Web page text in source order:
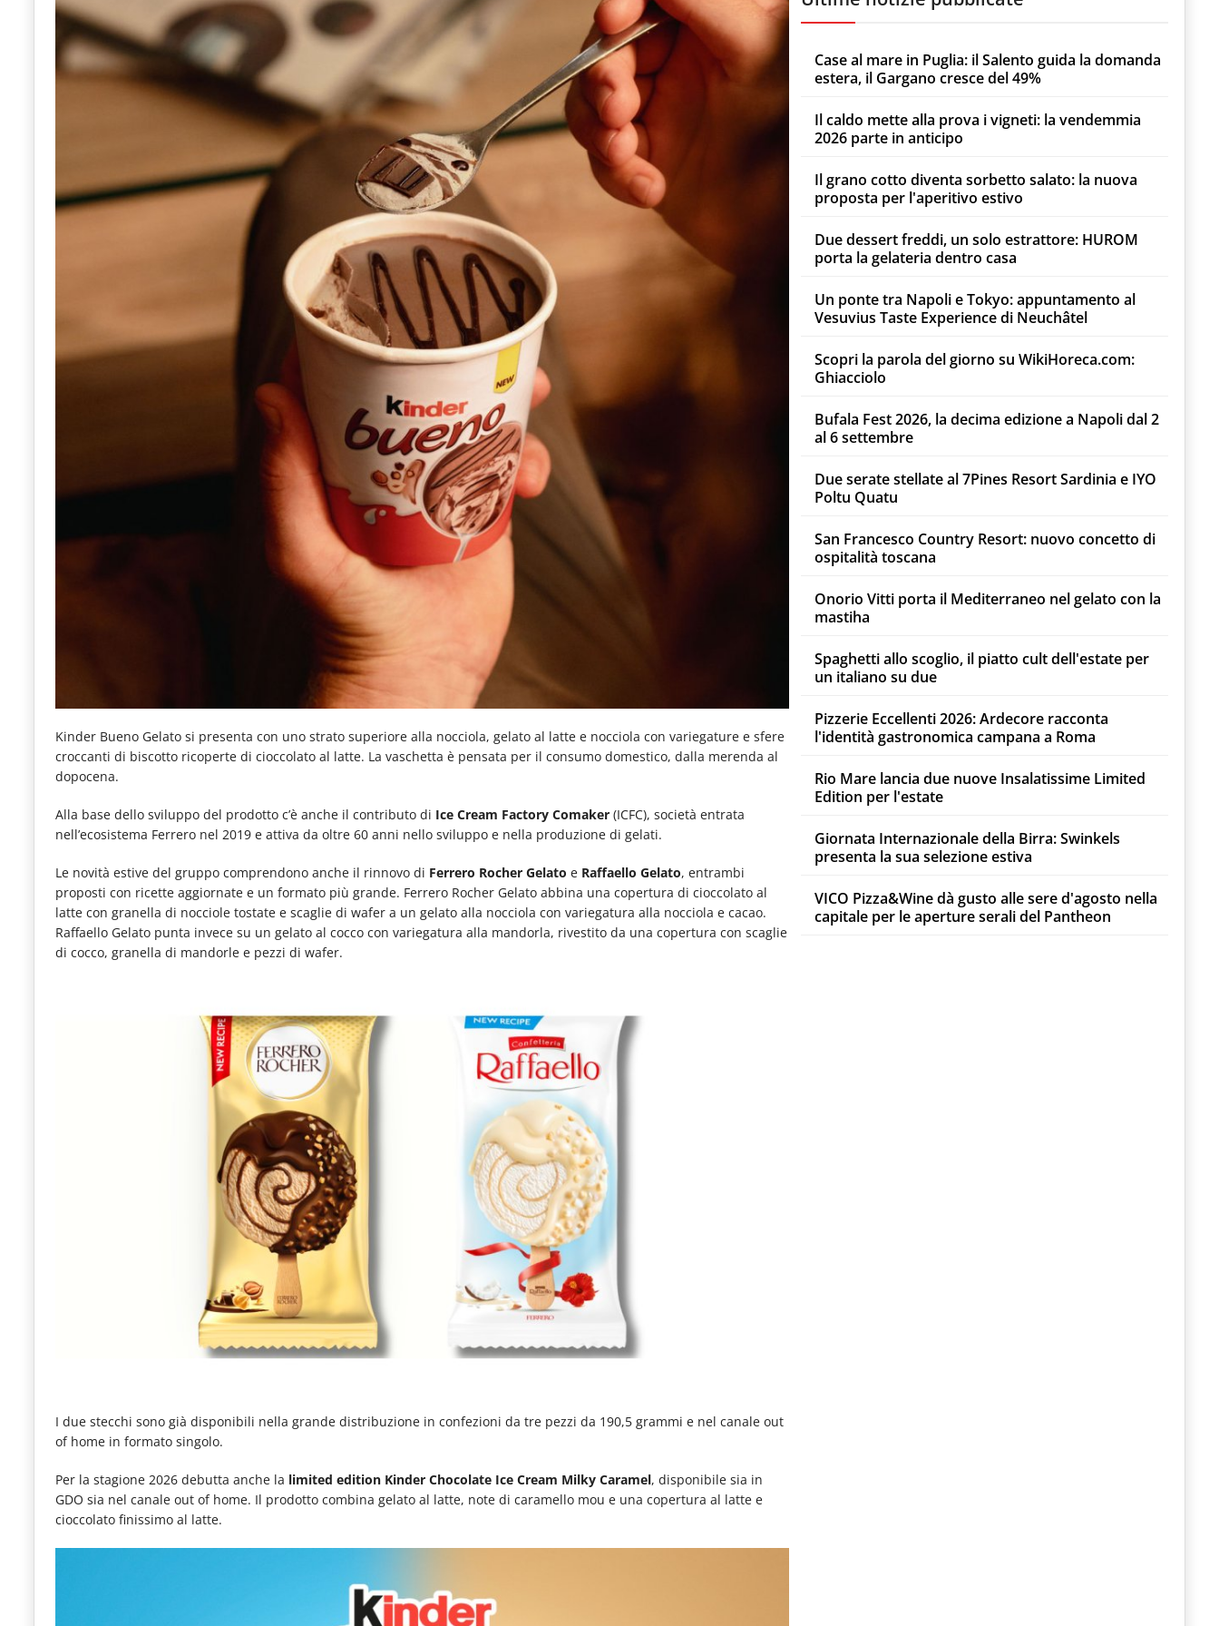
Kinder Bueno Gelato si presenta con uno strato superiore alla nocciola, gelato al latte e nocciola con variegature e sfere
croccanti di biscotto ricoperte di cioccolato al latte. La vaschetta è pensata per il consumo domestico, dalla merenda al
dopocena.
Alla base dello sviluppo del prodotto c’è anche il contributo di Ice Cream Factory Comaker (ICFC), società entrata
nell’ecosistema Ferrero nel 2019 e attiva da oltre 60 anni nello sviluppo e nella produzione di gelati.
Le novità estive del gruppo comprendono anche il rinnovo di Ferrero Rocher Gelato e Raffaello Gelato, entrambi
proposti con ricette aggiornate e un formato più grande. Ferrero Rocher Gelato abbina una copertura di cioccolato al
latte con granella di nocciole tostate e scaglie di wafer a un gelato alla nocciola con variegatura alla nocciola e cacao.
Raffaello Gelato punta invece su un gelato al cocco con variegatura alla mandorla, rivestito da una copertura con scaglie
di cocco, granella di mandorle e pezzi di wafer.
I due stecchi sono già disponibili nella grande distribuzione in confezioni da tre pezzi da 190,5 grammi e nel canale out
of home in formato singolo.
Per la stagione 2026 debutta anche la limited edition Kinder Chocolate Ice Cream Milky Caramel, disponibile sia in
GDO sia nel canale out of home. Il prodotto combina gelato al latte, note di caramello mou e una copertura al latte e
cioccolato finissimo al latte.
Case al mare in Puglia: il Salento guida la domanda
estera, il Gargano cresce del 49%
Il caldo mette alla prova i vigneti: la vendemmia
2026 parte in anticipo
Il grano cotto diventa sorbetto salato: la nuova
proposta per l'aperitivo estivo
Due dessert freddi, un solo estrattore: HUROM
porta la gelateria dentro casa
Un ponte tra Napoli e Tokyo: appuntamento al
Vesuvius Taste Experience di Neuchâtel
Scopri la parola del giorno su WikiHoreca.com:
Ghiacciolo
Bufala Fest 2026, la decima edizione a Napoli dal 2
al 6 settembre
Due serate stellate al 7Pines Resort Sardinia e IYO
Poltu Quatu
San Francesco Country Resort: nuovo concetto di
ospitalità toscana
Onorio Vitti porta il Mediterraneo nel gelato con la
mastiha
Spaghetti allo scoglio, il piatto cult dell'estate per
un italiano su due
Pizzerie Eccellenti 2026: Ardecore racconta
l'identità gastronomica campana a Roma
Rio Mare lancia due nuove Insalatissime Limited
Edition per l'estate
Giornata Internazionale della Birra: Swinkels
presenta la sua selezione estiva
VICO Pizza&Wine dà gusto alle sere d'agosto nella
capitale per le aperture serali del Pantheon